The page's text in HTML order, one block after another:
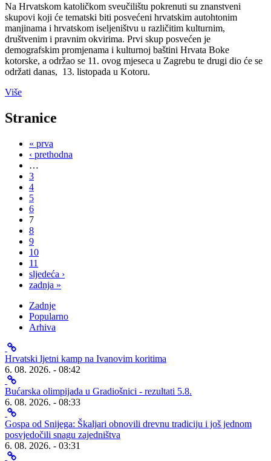
Na Hrvatskom katoličkom sveučilištu pokrenuti su znanstveni
skupovi koji će tematski biti posvećeni hrvatskim autohtonim
manjinama i hrvatskom iseljeništvu u različitim kulturnim,
društvenim i pravnim okvirima. Prvi skup posvećen je
demografskim promjenama i kulturnoj baštini Hrvata Boke
kotorske, a održao se 11. ovog mjeseca u Zagrebu te drugi dio će se
održati danas, 13. listopada u Kotoru.
Više
Stranice
« prva
‹ prethodna
…
3
4
5
6
7
8
9
10
11
sljedeća ›
zadnja »
Zadnje
Popularno
Arhiva
Hrvatski ljetni kamp na Ivanovim koritima
6. 08. 2026. - 08:42
Bućarska olimpijada u Gradiošnici - rezultati 5.8.
6. 08. 2026. - 08:33
Gospa od Snijega: Škaljari obnovili drevnu tradiciju i još jednom
posvjedočili snagu zajedništva
6. 08. 2026. - 03:31